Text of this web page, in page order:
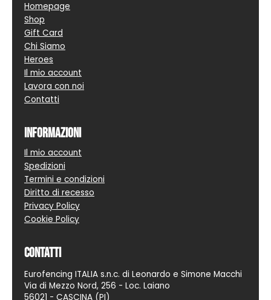
Homepage
Shop
Gift Card
Chi Siamo
Heroes
Il mio account
Lavora con noi
Contatti
Informazioni
Il mio account
Spedizioni
Termini e condizioni
Diritto di recesso
Privacy Policy
Cookie Policy
Contatti
Eurofencing ITALIA s.n.c. di Leonardo e Simone Macchi
Via di Mezzo Nord, 256 - Loc. Laiano
56021 - CASCINA (PI)